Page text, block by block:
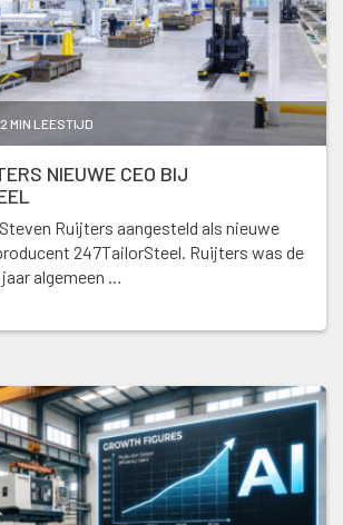
MIN LEESTIJD
NIEUWE CEO BIJ
Ruijters aangesteld als nieuwe
247TailorSteel. Ruijters was de
algemeen …